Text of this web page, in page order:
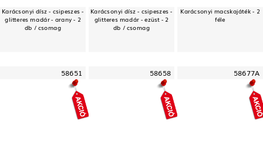
Karácsonyi dísz - csipeszes -
glitteres madár - arany - 2
db / csomag
Karácsonyi dísz - csipeszes -
glitteres madár - ezüst - 2
db / csomag
Karácsonyi macskajáték - 2
féle
58651 58658 58677A